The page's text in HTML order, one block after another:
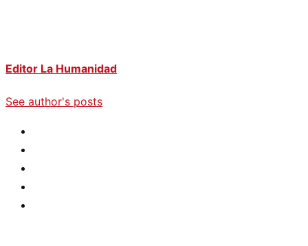
Editor La Humanidad
See author's posts